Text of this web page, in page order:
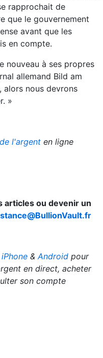
rapprochait de
que le gouvernement
avant que les
en compte.
nouveau à ses propres
allemand Bild am
alors nous devrons
»
l'argent en ligne
articles ou devenir un
&Android pour
en direct, acheter
son compte